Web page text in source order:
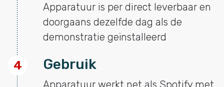
Apparatuur is per direct leverbaar en
doorgaans dezelfde dag als de
demonstratie geïnstalleerd
4 Gebruik
Apparatuur werkt net als Spotify met